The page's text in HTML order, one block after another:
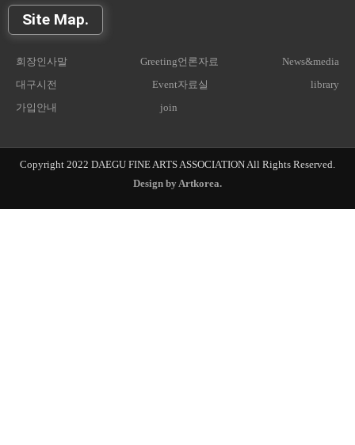
Site Map.
회장인사말 Greeting언론자료 News&media
대구시전 Event자료실 library
가입안내 join
Copyright 2022 DAEGU FINE ARTS ASSOCIATION All Rights Reserved.
Design by Artkorea.